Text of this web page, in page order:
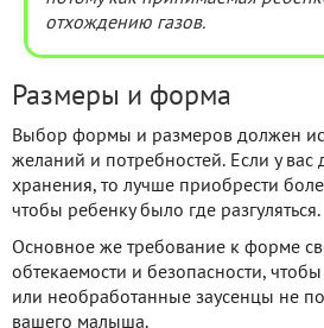
отхождению газов.
Размеры и форма
Выбор формы и размеров должен
желаний и потребностей. Если у вас
хранения, то лучше приобрести
чтобы ребенку было где разгуляться.
Основное же требование к форме
обтекаемости и безопасности,
или необработанные заусенцы не
вашего малыша.